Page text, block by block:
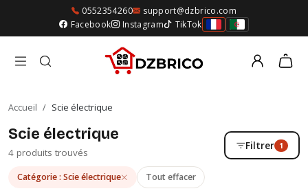
0552354260
support@dzbrico.com
Facebook
Instagram TikTok
Accueil / Scie électrique
Scie électrique
4 produits trouvés
Filtrer 1
Catégorie : Scie électrique Tout effacer